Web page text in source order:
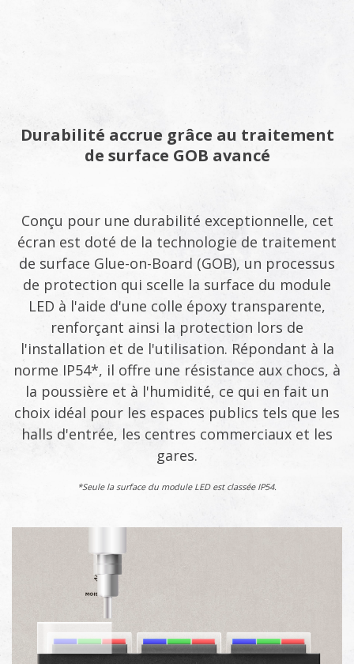
Durabilité accrue grâce au traitement
de surface GOB avancé
Conçu pour une durabilité exceptionnelle, cet
écran est doté de la technologie de traitement
de surface Glue-on-Board (GOB), un processus
de protection qui scelle la surface du module
LED à l'aide d'une colle époxy transparente,
renforçant ainsi la protection lors de
l'installation et de l'utilisation. Répondant à la
norme IP54*, il offre une résistance aux chocs, à
la poussière et à l'humidité, ce qui en fait un
choix idéal pour les espaces publics tels que les
halls d'entrée, les centres commerciaux et les
gares.
*Seule la surface du module LED est classée IP54.